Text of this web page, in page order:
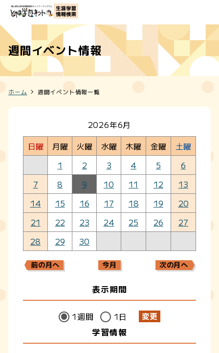
週間イベント情報
ホーム 週間イベント情報一覧
2026年6月
日曜
月曜 火曜 水曜 木曜 金曜
土曜
1
2 3 4 5
6
7
8 9 10 11 12
13
14
15 16 17 18 19
20
21
22 23 24 25 26
27
28
29 30
前の月へ 今月 次の月へ
表示期間
1週間 1日
学習情報